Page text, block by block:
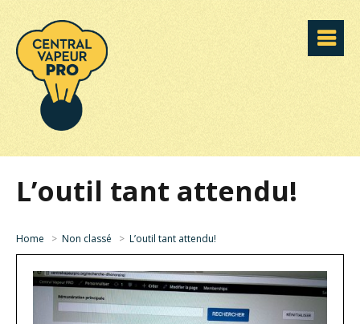
L’outil tant attendu!
Home > Non classé > L’outil tant attendu!